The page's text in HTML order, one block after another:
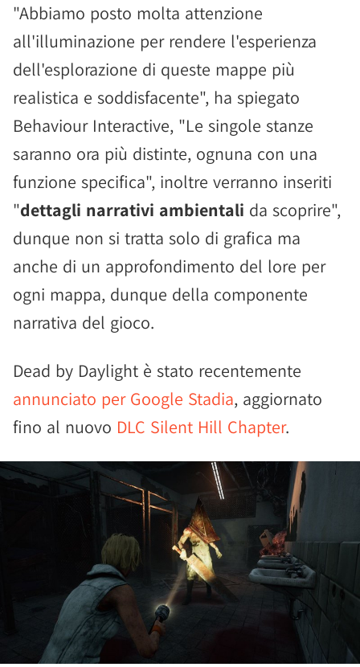
"Abbiamo posto molta attenzione
all'illuminazione per rendere l'esperienza
dell'esplorazione di queste mappe più
realistica e soddisfacente", ha spiegato
Behaviour Interactive, "Le singole stanze
saranno ora più distinte, ognuna con una
funzione specifica", inoltre verranno inseriti
"dettagli narrativi ambientali da scoprire",
dunque non si tratta solo di grafica ma
anche di un approfondimento del lore per
ogni mappa, dunque della componente
narrativa del gioco.
Dead by Daylight è stato recentemente
annunciato per Google Stadia, aggiornato
fino al nuovo DLC Silent Hill Chapter.